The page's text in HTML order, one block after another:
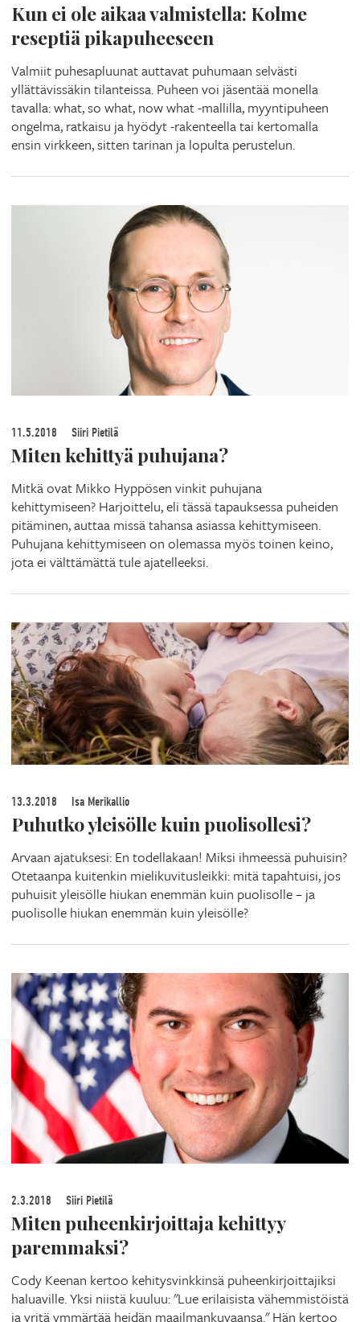
Kun ei ole aikaa valmistella: Kolme
reseptiä pikapuheeseen
Valmiit puhesapluunat auttavat puhumaan selvästi
yllättävissäkin tilanteissa. Puheen voi jäsentää monella
tavalla: what, so what, now what -mallilla, myyntipuheen
ongelma, ratkaisu ja hyödyt -rakenteella tai kertomalla
ensin virkkeen, sitten tarinan ja lopulta perustelun.
11.5.2018 Siiri Pietilä
Miten kehittyä puhujana?
Mitkä ovat Mikko Hyppösen vinkit puhujana
kehittymiseen? Harjoittelu, eli tässä tapauksessa puheiden
pitäminen, auttaa missä tahansa asiassa kehittymiseen.
Puhujana kehittymiseen on olemassa myös toinen keino,
jota ei välttämättä tule ajatelleeksi.
13.3.2018 Isa Merikallio
Puhutko yleisölle kuin puolisollesi?
Arvaan ajatuksesi: En todellakaan! Miksi ihmeessä puhuisin?
Otetaanpa kuitenkin mielikuvitusleikki: mitä tapahtuisi, jos
puhuisit yleisölle hiukan enemmän kuin puolisolle – ja
puolisolle hiukan enemmän kuin yleisölle?
2.3.2018 Siiri Pietilä
Miten puheenkirjoittaja kehittyy
paremmaksi?
Cody Keenan kertoo kehitysvinkkinsä puheenkirjoittajiksi
haluaville. Yksi niistä kuuluu: "Lue erilaisista vähemmistöistä
ja yritä ymmärtää heidän maailmankuvaansa." Hän kertoo